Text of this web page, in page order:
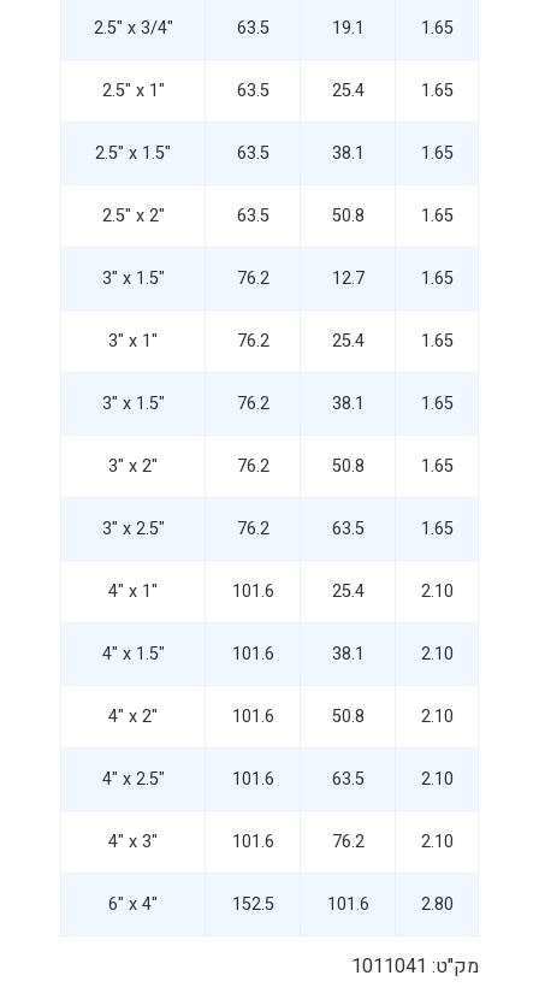
1.65
19.1
63.5
2.5" x 3/4"
1.65
25.4
63.5
2.5" x 1"
1.65
38.1
63.5
2.5" x 1.5"
1.65
50.8
63.5
2.5" x 2"
1.65
12.7
76.2
3" x 1.5"
1.65
25.4
76.2
3" x 1"
1.65
38.1
76.2
3" x 1.5"
1.65
50.8
76.2
3" x 2"
1.65
63.5
76.2
3" x 2.5"
2.10
25.4
101.6
4" x 1"
2.10
38.1
101.6
4" x 1.5"
2.10
50.8
101.6
4" x 2"
2.10
63.5
101.6
4" x 2.5"
2.10
76.2
101.6
4" x 3"
2.80
101.6
152.5
6" x 4"
מק"ט: 1011041